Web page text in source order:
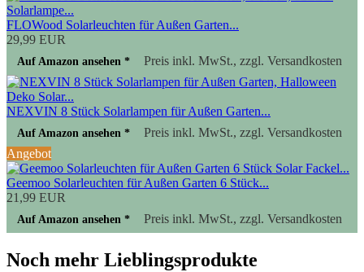
FLOWood Solarleuchten für Außen Garten...
29,99 EUR
Auf Amazon ansehen * Preis inkl. MwSt., zzgl. Versandkosten
NEXVIN 8 Stück Solarlampen für Außen Garten...
Auf Amazon ansehen *
Preis inkl. MwSt., zzgl. Versandkosten
Angebot
Geemoo Solarleuchten für Außen Garten 6 Stück...
21,99 EUR
Auf Amazon ansehen * Preis inkl. MwSt., zzgl. Versandkosten
Noch mehr Lieblingsprodukte